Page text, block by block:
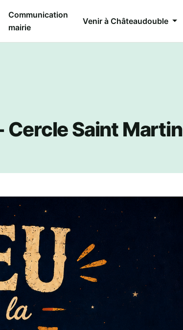
Communication
mairie
Venir à Châteaudouble
Cercle Saint Martin